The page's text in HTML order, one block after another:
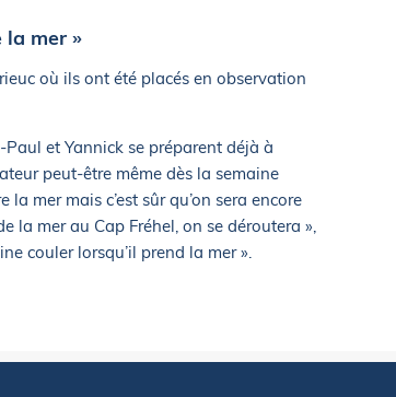
la mer »
où ils ont été placés en observation
et Yannick se préparent déjà à
peut-être même dès la semaine
mer mais c’est sûr qu’on sera encore
la mer au Cap Fréhel, on se déroutera »,
couler lorsqu’il prend la mer ».